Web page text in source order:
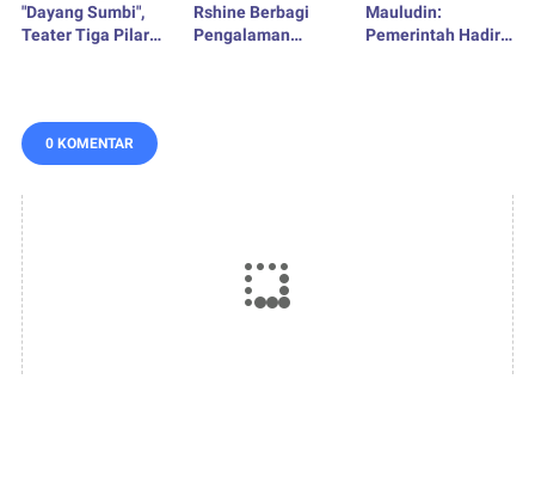
"Dayang Sumbi",
Teater Tiga Pilar
Kreatif
Rshine Berbagi
Pengalaman
Mauludin:
Pemerintah Hadir
0 KOMENTAR